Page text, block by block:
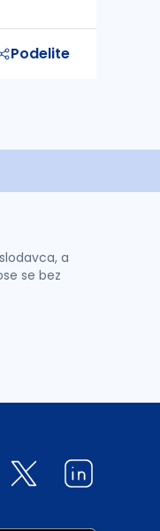
Podelite
a
se bez